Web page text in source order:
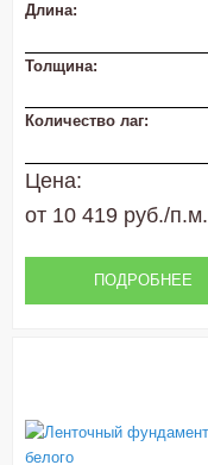
Длина:
Толщина:
Количество лаг:
Цена:
от 10 419 руб./п.м.
ПОДРОБНЕЕ